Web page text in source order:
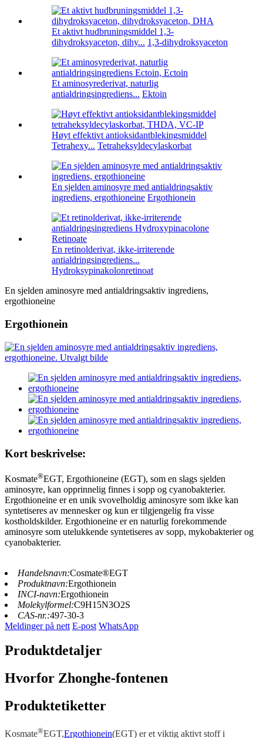
Et aktivt hudbruningsmiddel 1,3-
dihydroksyaceton, dihy... 1,3-dihydroksyaceton
Et aminosyrederivat, naturlig
antialdringsingrediens... Ektoin
Høyt effektivt antioksidantblekingsmiddel
Tetrahexy... Tetraheksyldecylaskorbat
En sjelden aminosyre med antialdringsaktiv
ingrediens, ergothioneine Ergothionein
En retinolderivat, ikke-irriterende
antialdringsingrediens...
Hydroksypinakolonretinoat
En sjelden aminosyre med antialdringsaktiv ingrediens,
ergothioneine
Ergothionein
Kort beskrivelse:
Kosmate®EGT, Ergothioneine (EGT), som en slags sjelden
aminosyre, kan opprinnelig finnes i sopp og cyanobakterier.
Ergothioneine er en unik svovelholdig aminosyre som ikke kan
syntetiseres av mennesker og kun er tilgjengelig fra visse
kostholdskilder. Ergothioneine er en naturlig forekommende
aminosyre som utelukkende syntetiseres av sopp, mykobakterier og
cyanobakterier.
Handelsnavn:Cosmate®EGT
Produktnavn:Ergothionein
INCI-navn:Ergothionein
Molekylformel:C9H15N3O2S
CAS-nr.:497-30-3
Meldinger på nett E-post WhatsApp
Produktdetaljer
Hvorfor Zhonghe-fontenen
Produktetiketter
Kosmate®EGT,Ergothionein(EGT) er et viktig aktivt stoff i